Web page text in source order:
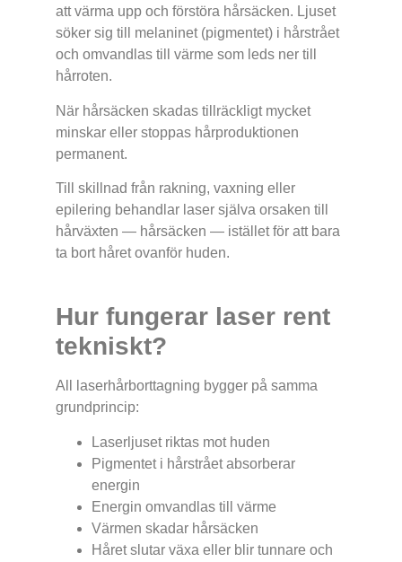
att värma upp och förstöra hårsäcken. Ljuset
söker sig till melaninet (pigmentet) i hårstrået
och omvandlas till värme som leds ner till
hårroten.
När hårsäcken skadas tillräckligt mycket
minskar eller stoppas hårproduktionen
permanent.
Till skillnad från rakning, vaxning eller
epilering behandlar laser själva orsaken till
hårväxten — hårsäcken — istället för att bara
ta bort håret ovanför huden.
Hur fungerar laser rent
tekniskt?
All laserhårborttagning bygger på samma
grundprincip:
Laserljuset riktas mot huden
Pigmentet i hårstrået absorberar
energin
Energin omvandlas till värme
Värmen skadar hårsäcken
Håret slutar växa eller blir tunnare och